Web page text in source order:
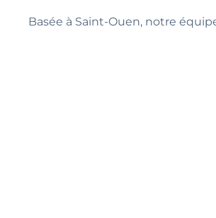
Basée à Saint-Ouen, notre